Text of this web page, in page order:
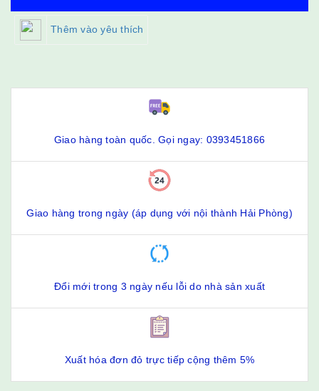
Thêm vào yêu thích
Giao hàng toàn quốc. Gọi ngay: 0393451866
Giao hàng trong ngày (áp dụng với nội thành Hải Phòng)
Đổi mới trong 3 ngày nếu lỗi do nhà sản xuất
Xuất hóa đơn đỏ trực tiếp cộng thêm 5%